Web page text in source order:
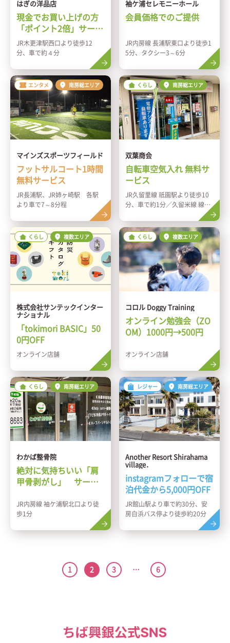
はぎの洋品店
現金でお買い上げの方
「ポイント2倍」サービ
ス
JR木更津駅西口より徒歩12
分、車で約４分
袖ケ浦セレモニーホール
会員価格でのご提供
JR内房線 長浦駅東口より徒歩1
5分、タクシー3～6分
エンタメ 南房総エリア
マインズスポーツフィールド
フットサルコート1時間
無料サービス
JR長浦駅、JR姉ヶ崎駅 各駅
より車で7～8分程
くらし 南房総エリア
双葉商会
自転車空気入れ 無料サ
ービス
JR久留里線 祇園駅より徒歩10
分、車で約1分／久留米線 線路
くらし 複数エリア
株式会社サンテックインター
ナショナル
「tokimori BASIC」50
0円OFF
オンライン店舗
くらし 複数エリア
コロル Doggy Training
オンライン勉強会（ZO
OM）1000円→500円
オンライン店舗
くらし 南房総エリア
わかば整骨院
絶対に気持ちいい「肩
甲骨剥がし」 サービ
JR内房線 袖ケ浦駅北口より徒
歩1分
レジャー 南房総エリア
Another Resort Shirahama
village．
instagramフォローで宿
泊代金から5,000円OFF
JR館山駅より車で約30分、安
房白浜バス停より徒歩約20分
1 2 3 … 6